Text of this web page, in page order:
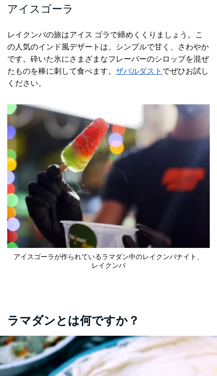
アイスゴーラ
レイクンバの旅はアイス ゴラで締めくくりましょう。こ
の人気のインド風デザートは、シンプルで甘く、さわやか
です。砕いた氷にさまざまなフレーバーのシロップを混ぜ
たものを棒に刺して食べます。 ザバルダスト でぜひお試し
ください。
アイスゴーラが作られているラマダン中のレイクンバナイト 、
レイクンバ
ラマダンとは何ですか？